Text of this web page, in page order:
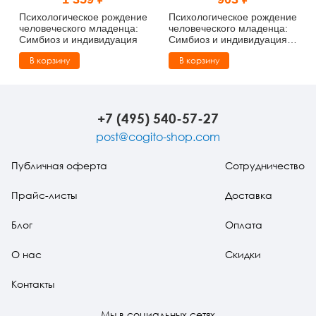
Тревожные расстройства, панические атаки
Психодрама
Сказкотерапия
Психология труда и эргономика
Психофизиология
Социальная и организационная психология
Учебная литература
Психологическое рождение
человеческого младенца:
Симбиоз и индивидуация
В корзину
Психологическое рождение
человеческого младенца:
Симбиоз и индивидуация
(pdf)
В корзину
+7 (495) 540-57-27
post@cogito-shop.com
Публичная оферта
Прайс-листы
Блог
О нас
Контакты
Сотрудничество
Доставка
Оплата
Скидки